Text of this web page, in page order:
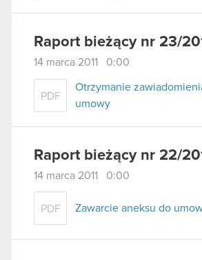
Raport bieżący nr 23/
14 marca 2011 0:00
PDF
Otrzymanie
umowy
Raport bieżący nr 22/
14 marca 2011 0:00
PDF Zawarcie aneksu do